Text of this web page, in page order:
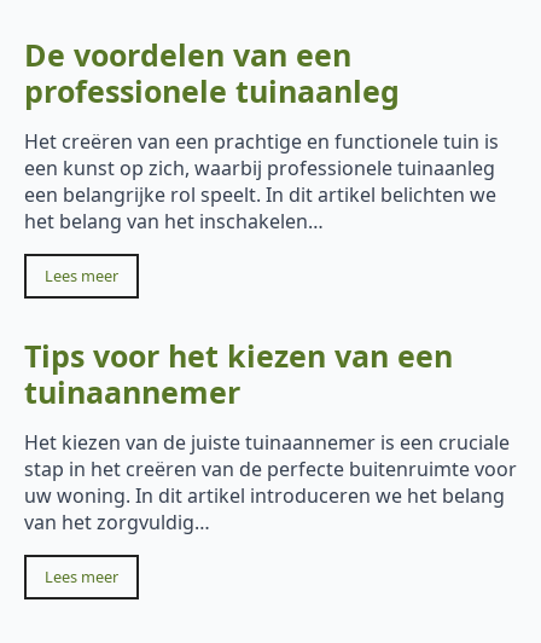
De voordelen van een
professionele tuinaanleg
Het creëren van een prachtige en functionele tuin is
een kunst op zich, waarbij professionele tuinaanleg
een belangrijke rol speelt. In dit artikel belichten we
het belang van het inschakelen…
Lees meer
Tips voor het kiezen van een
tuinaannemer
Het kiezen van de juiste tuinaannemer is een cruciale
stap in het creëren van de perfecte buitenruimte voor
uw woning. In dit artikel introduceren we het belang
van het zorgvuldig…
Lees meer